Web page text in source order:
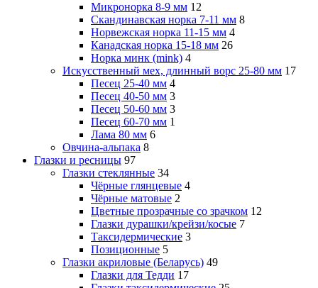
Микронорка 8-9 мм 12
Скандинавская норка 7-11 мм 8
Норвежская норка 11-15 мм 4
Канадская норка 15-18 мм 26
Норка минк (mink) 4
Искусственный мех, длинный ворс 25-80 мм 17
Песец 25-40 мм 4
Песец 40-50 мм 3
Песец 50-60 мм 3
Песец 60-70 мм 1
Лама 80 мм 6
Овчина-альпака 8
Глазки и ресницы 97
Глазки стеклянные 34
Чёрные глянцевые 4
Чёрные матовые 2
Цветные прозрачные со зрачком 12
Глазки дурашки/крейзи/косые 7
Таксидермические 3
Позиционные 5
Глазки акриловые (Беларусь) 49
Глазки для Тедди 17